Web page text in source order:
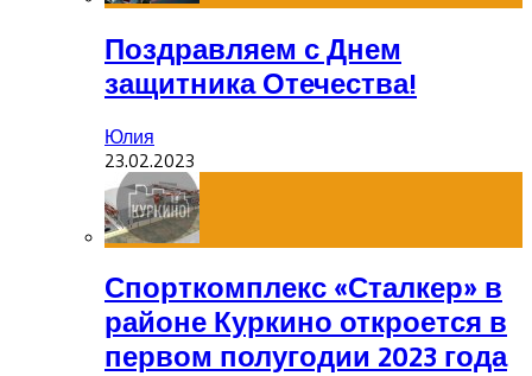
Поздравляем с Днем
защитника Отечества!
Юлия
23.02.2023
Спорткомплекс «Сталкер» в
районе Куркино откроется в
первом полугодии 2023 года